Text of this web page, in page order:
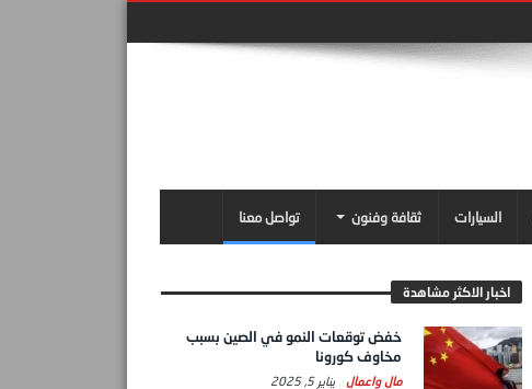
السيارات ثقافة وفنون تواصل معنا
اخبار الاكثر مشاهدة
خفض توقعات النمو في الصين بسبب
مخاوف كورونا
مال واعمال يناير 5, 2025